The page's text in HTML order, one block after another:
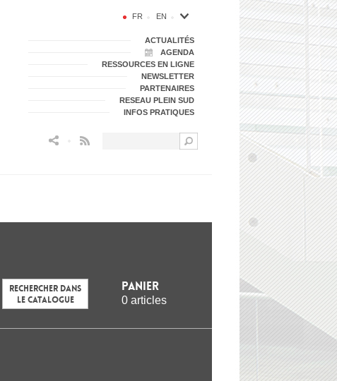
FR EN
ACTUALITÉS
AGENDA
RESSOURCES EN LIGNE
NEWSLETTER
PARTENAIRES
RESEAU PLEIN SUD
INFOS PRATIQUES
Rechercher dans
le catalogue
Panier
0 articles